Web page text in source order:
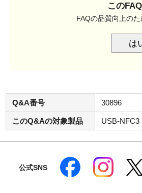
この
FAQの品質向上の
は
Q&A番号 30896
このQ&Aの対象製品 USB-NFC3
公式SNS